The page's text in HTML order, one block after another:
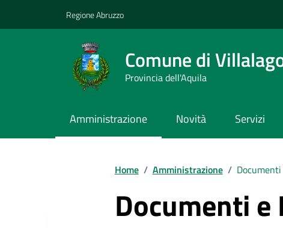
Regione Abruzzo
Comune di
Provincia dell'Aquila
Amministrazione Novità Servizi
Home / Amministrazione /
Documenti e